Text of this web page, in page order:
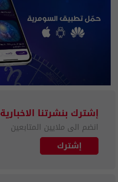
إشترك بنشرتنا الاخبارية
انضم الى ملايين المتابعين
إشترك